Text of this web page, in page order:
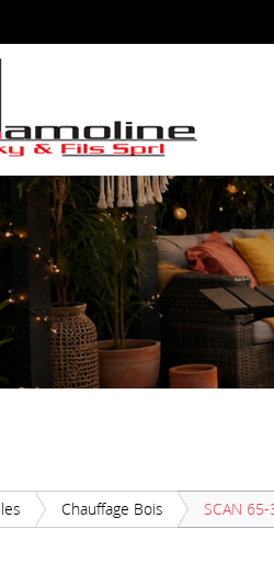
Chauffage Bois SCAN 65-